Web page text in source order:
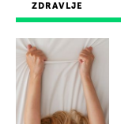
ZDRAVLJE